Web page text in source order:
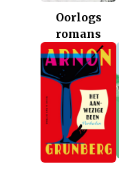
Oorlogs
romans